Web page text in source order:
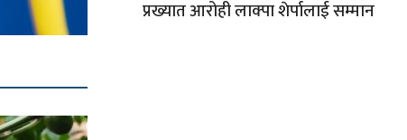
प्रख्यात आरोही लाक्पा शेर्पालाई सम्मान